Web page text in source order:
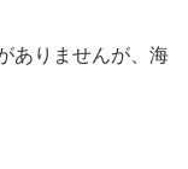
ありませんが、海